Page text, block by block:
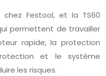
Festool, et la TS60
permettent de travailler
rapide, la protection
et le système
les risques.